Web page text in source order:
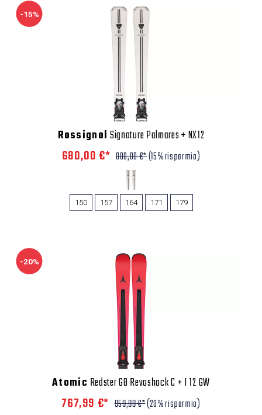
-15%
Rossignol Signature Palmares + NX12
680,00 €* 800,00 €*(15% risparmio)
150 157 164 171 179
-20%
Atomic Redster G8 Revoshock C + I 12 GW
767,99 €* 959,99 €*(20% risparmio)